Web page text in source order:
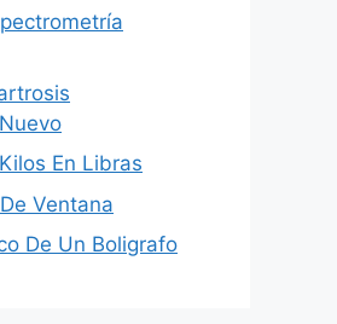
En Libras
Ventana
De Un Boligrafo